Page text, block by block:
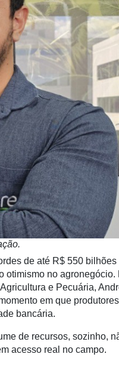
de até R$ 550
otimismo no agronegócio.
e Pecuária,
em que
bancária.
de recursos, sozinho,
acesso real no campo.